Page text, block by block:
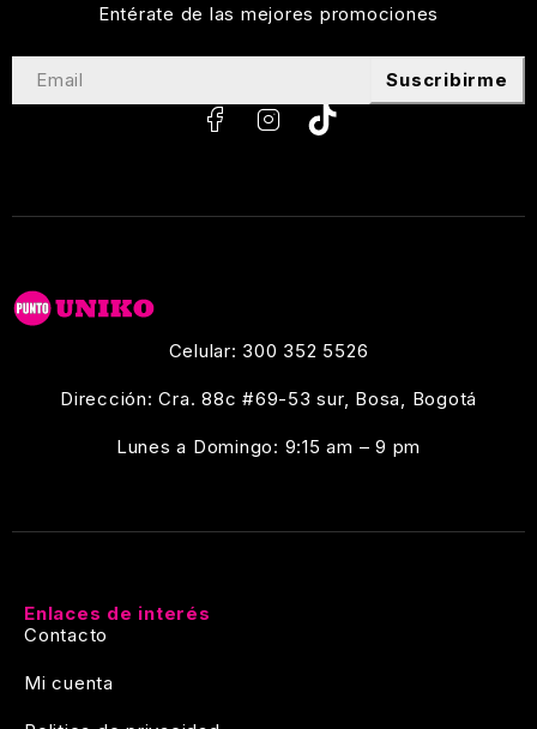
Celular: 300 352 5526
Dirección: Cra. 88c #69-53 sur, Bosa, Bogotá
Lunes a Domingo: 9:15 am – 9 pm
Enlaces de interés
Contacto
Mi cuenta
Entérate de las mejores promociones
Suscribirme